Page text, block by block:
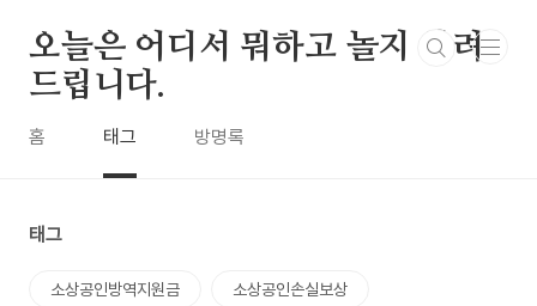
오늘은 어디서 뭐하고 놀지 알려
드립니다.
홈 태그 방명록
태그
소상공인방역지원금 소상공인손실보상